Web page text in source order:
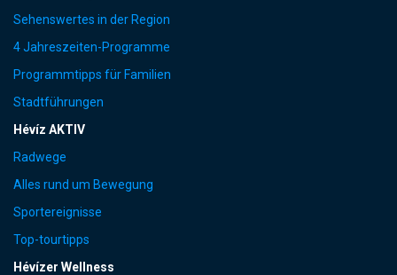
Sehenswertes in der Region
4 Jahreszeiten-Programme
Programmtipps für Familien
Stadtführungen
Hévíz AKTIV
Radwege
Alles rund um Bewegung
Sportereignisse
Top-tourtipps
Hévízer Wellness